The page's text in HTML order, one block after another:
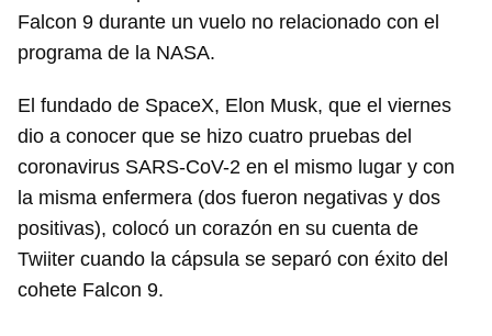
INICIAR SESIÓN CANCELAR
Falcon 9 durante un vuelo no relacionado con el
programa de la NASA.
El fundado de SpaceX, Elon Musk, que el viernes
dio a conocer que se hizo cuatro pruebas del
coronavirus SARS-CoV-2 en el mismo lugar y con
la misma enfermera (dos fueron negativas y dos
positivas), colocó un corazón en su cuenta de
Twiiter cuando la cápsula se separó con éxito del
cohete Falcon 9.